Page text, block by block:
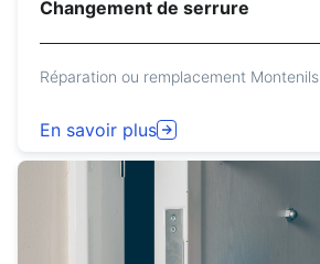
Changement de serrure
Réparation ou remplacement Montenils
En savoir plus